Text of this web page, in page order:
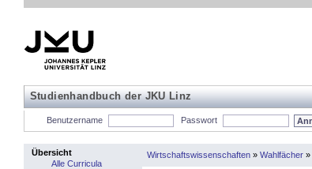
Studienhandbuch der JKU Linz
Benutzername Passwort
Übersicht
Alle Curricula
Wirtschaftswissenschaften » Wahlfächer »